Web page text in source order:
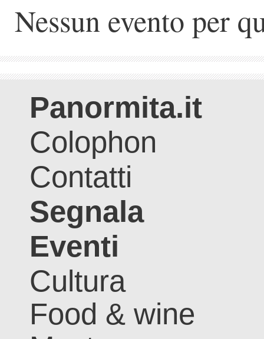
Nessun evento per
Panormita.it
Colophon
Contatti
Segnala
Eventi
Cultura
Food & wine